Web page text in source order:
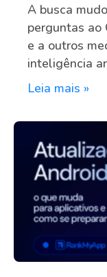
A busca
perguntas ao
e a outros
inteligência
Leia mais »